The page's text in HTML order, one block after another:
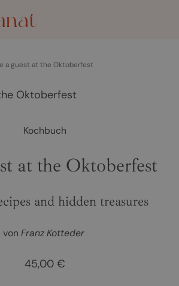
a guest at the Oktoberfest
Kochbuch
at the Oktoberfest
and hidden treasures
vonFranz Kotteder
45,00 €